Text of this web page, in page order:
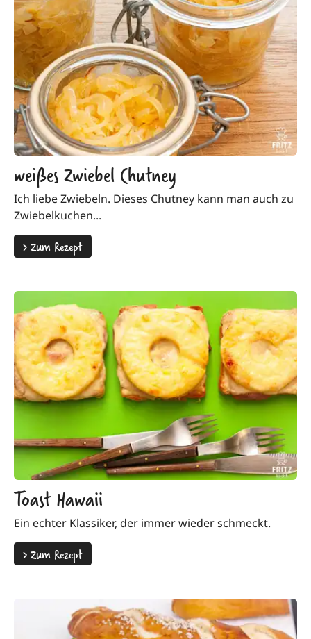
weißes Zwiebel Chutney
Ich liebe Zwiebeln. Dieses Chutney kann man auch zu
Zwiebelkuchen...
>Zum Rezept
Toast Hawaii
Ein echter Klassiker, der immer wieder schmeckt.
>Zum Rezept